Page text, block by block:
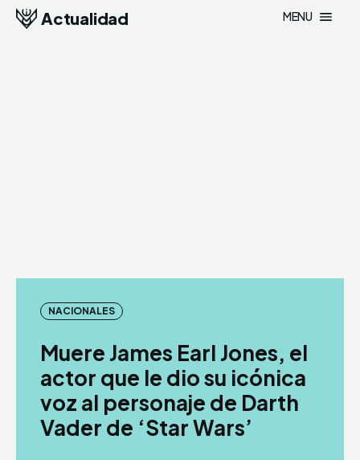
Actualidad MENU
NACIONALES
Muere James Earl Jones, el
actor que le dio su icónica
voz al personaje de Darth
Vader de ‘Star Wars’